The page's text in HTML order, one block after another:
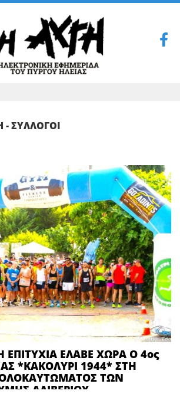
- ΣΥΛΛΟΓΟΙ
ΕΠΙΤΥΧΙΑ ΕΛΑΒΕ ΧΩΡΑ Ο 4ος
*ΚΑΚΟΛΥΡΙ 1944* ΣΤΗ
ΤΩΝ
ΑΛΙΒΕΡΙΟΥ